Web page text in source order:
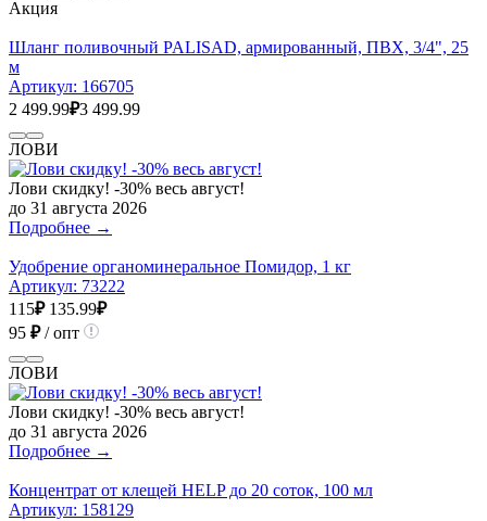
Акция
Шланг поливочный PALISAD, армированный, ПВХ, 3/4", 25
м
Артикул: 166705
2 499.99₽3 499.99
ЛОВИ
Лови скидку! -30% весь август!
до 31 августа 2026
Подробнее →
Удобрение органоминеральное Помидор, 1 кг
Артикул: 73222
115₽ 135.99₽
95 ₽/ опт
ЛОВИ
Лови скидку! -30% весь август!
до 31 августа 2026
Подробнее →
Концентрат от клещей HELP до 20 соток, 100 мл
Артикул: 158129